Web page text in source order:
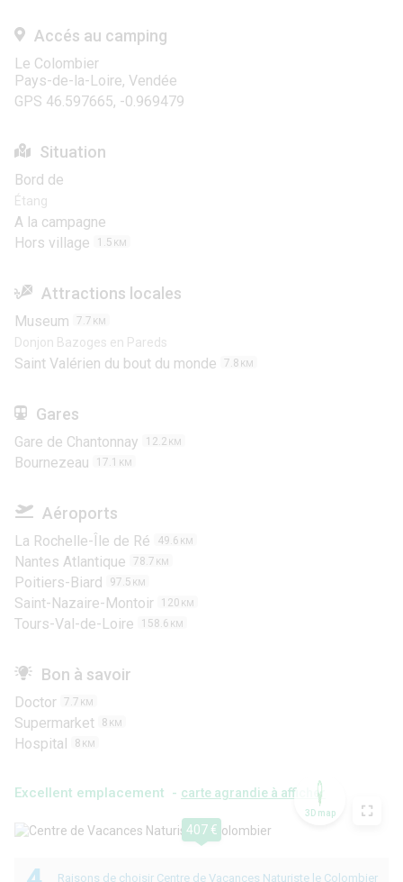
Accés au camping
Le Colombier
Pays-de-la-Loire, Vendée
GPS 46.597665, -0.969479
Situation
Bord de
Étang
A la campagne
Hors village
1.5 KM
Attractions locales
Museum 7.7 KM
Donjon Bazoges en Pareds
Saint Valérien du bout du monde 7.8 KM
Gares
Gare de Chantonnay 12.2 KM
Bournezeau 17.1 KM
Aéroports
La Rochelle-Île de Ré 49.6 KM
Nantes Atlantique 78.7 KM
Poitiers-Biard 97.5 KM
Saint-Nazaire-Montoir 120 KM
Tours-Val-de-Loire 158.6 KM
Bon à savoir
Doctor 7.7 KM
Supermarket 8 KM
Hospital 8 KM
Excellent emplacement - carte agrandie à afficher
407 €
3D map
Raisons de choisir Centre de Vacances Naturiste le Colombier